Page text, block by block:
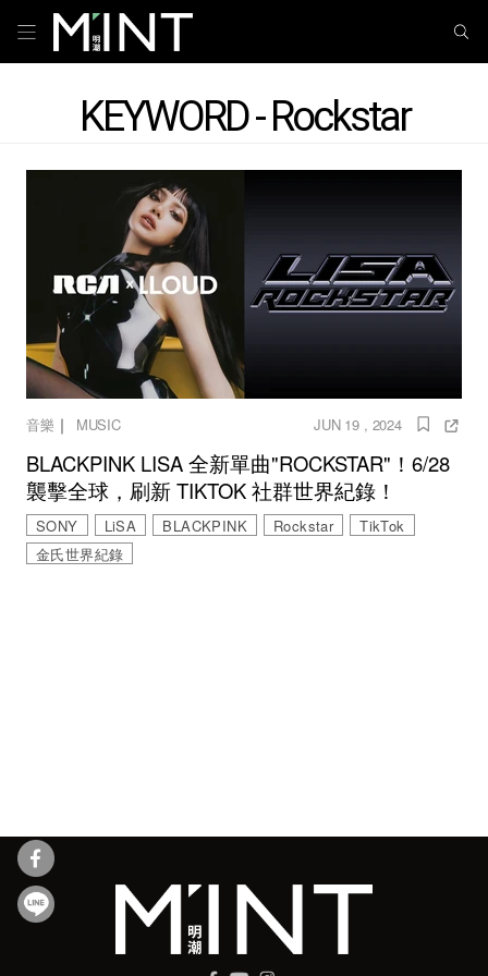
KEYWORD - Rockstar
音樂 ｜ MUSIC JUN 19 , 2024
BLACKPINK LISA 全新單曲"ROCKSTAR"！6/28
襲擊全球，刷新 TIKTOK 社群世界紀錄！
SONY LiSA BLACKPINK Rockstar
TikTok
金氏世界紀錄